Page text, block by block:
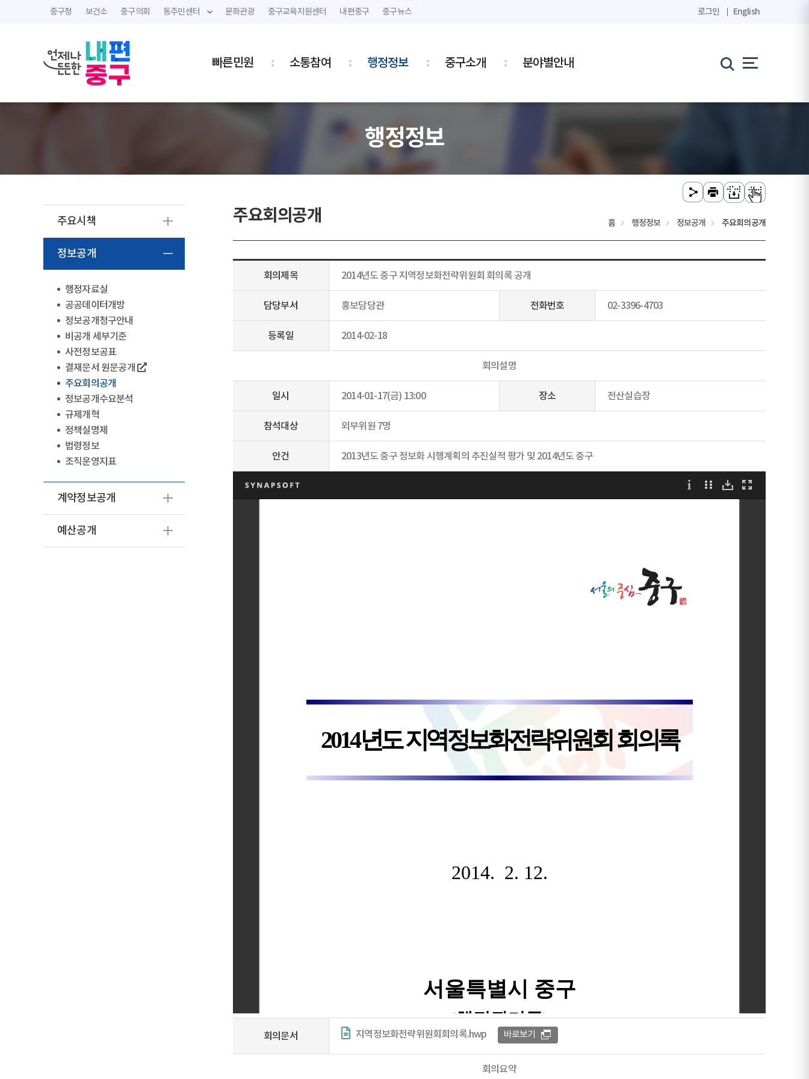
중구청 보건소 중구의회 동주민센터 문화관광 중구교육지원센터 내편중구 중구뉴스 로그인 English
빠른민원 소통참여 행정정보 중구소개 분야별안내
행정정보
주요시책
정보공개
행정자료실
공공데이터개방
정보공개청구안내
비공개 세부기준
사전정보공표
결재문서 원문공개
주요회의공개
정보공개수요분석
규제개혁
정책실명제
법령정보
조직운영지표
계약정보공개
예산공개
주요회의공개 홈 행정정보 정보공개 주요회의공개
회의제목 2014년도 중구 지역정보화전략위원회 회의록 공개
담당부서 홍보담당관 전화번호 02-3396-4703
등록일 2014-02-18
회의설명
일시 2014-01-17(금) 13:00 장소 전산실습장
참석대상 외부위원 7명
안건 2013년도 중구 정보화 시행계획의 추진실적 평가 및 2014년도 중구
회의문서 지역정보화전략위원회회의록.hwp 바로보기
회의요약